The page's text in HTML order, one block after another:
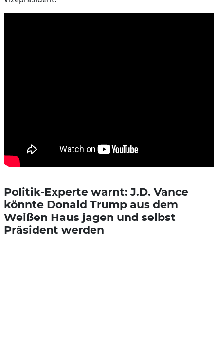
Politik-Experte warnt: J.D. Vance
könnte Donald Trump aus dem
Weißen Haus jagen und selbst
Präsident werden